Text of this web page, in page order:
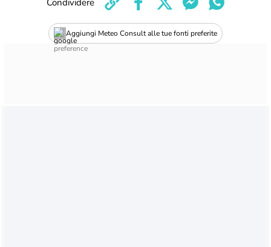
Aggiungi Meteo Consult alle tue fonti preferite
Condividere